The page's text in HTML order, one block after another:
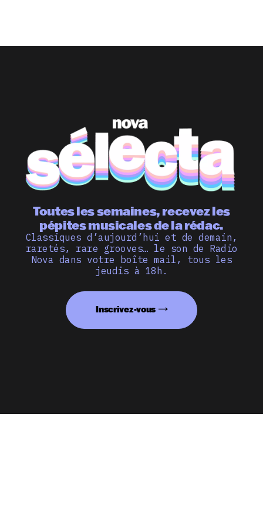
Toutes les semaines, recevez les
pépites musicales de la rédac.
Classiques d’aujourd’hui et de demain,
raretés, rare grooves… le son de Radio
Nova dans votre boîte mail, tous les
jeudis à 18h.
Inscrivez-vous